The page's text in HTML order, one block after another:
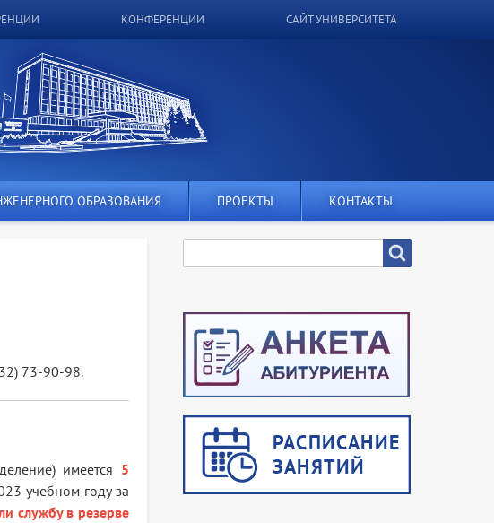
КОНФЕРЕНЦИИ САЙТ УНИВЕРСИТЕТА
ОБРАЗОВАНИЯ ПРОЕКТЫ КОНТАКТЫ
73-90-98.
имеется 5
учебном году за
службу в резерве